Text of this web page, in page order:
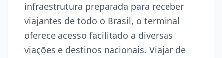
infraestrutura preparada para receber
viajantes de todo o Brasil, o terminal
oferece acesso facilitado a diversas
viações e destinos nacionais. Viajar de